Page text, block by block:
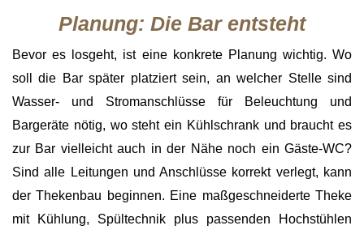
Planung: Die Bar entsteht
Bevor es losgeht, ist eine konkrete Planung wichtig. Wo
soll die Bar später platziert sein, an welcher Stelle sind
Wasser- und Stromanschlüsse für Beleuchtung und
Bargeräte nötig, wo steht ein Kühlschrank und braucht es
zur Bar vielleicht auch in der Nähe noch ein Gäste-WC?
Sind alle Leitungen und Anschlüsse korrekt verlegt, kann
der Thekenbau beginnen. Eine maßgeschneiderte Theke
mit Kühlung, Spültechnik plus passenden Hochstühlen